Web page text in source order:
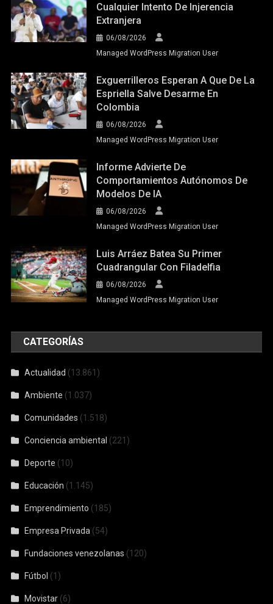
Cualquier Intento De Injerencia
Extranjera
06/08/2026
Managed WordPress Migration User
Exguerrilleros Esperan A Que De La
Espriella Salve Desarme En
Colombia
06/08/2026
Managed WordPress Migration User
Informe Advierte De
Comportamientos Autónomos De
Modelos De IA
06/08/2026
Managed WordPress Migration User
Luis Arráez Batea Su Primer
Cuadrangular Con Filadelfia
06/08/2026
Managed WordPress Migration User
CATEGORÍAS
Actualidad (13.861)
Ambiente (1.037)
Comunidades (1.518)
Conciencia ambiental (221)
Deporte (10)
Educación (1.145)
Emprendimiento (185)
Empresa Privada (54)
Fundaciones venezolanas (120)
Fútbol (1)
Movistar (6)